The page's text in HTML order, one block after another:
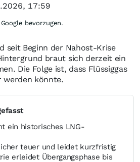
seit Beginn der Nahost-Krise
braut sich derzeit ein
Die Folge ist, dass Flüssiggas
werden könnte.
ein historisches LNG-
teuer und leidet kurzfristig
erleidet Übergangsphase bis
17:59
Google bevorzugen.